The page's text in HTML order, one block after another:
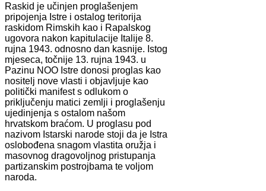
Raskid je učinjen proglašenjem
pripojenja Istre i ostalog teritorija
raskidom Rimskih kao i Rapalskog
ugovora nakon kapitulacije Italije 8.
rujna 1943. odnosno dan kasnije. Istog
mjeseca, točnije 13. rujna 1943. u
Pazinu NOO Istre donosi proglas kao
nositelj nove vlasti i objavljuje kao
politički manifest s odlukom o
priključenju matici zemlji i proglašenju
ujedinjenja s ostalom našom
hrvatskom braćom. U proglasu pod
nazivom Istarski narode stoji da je Istra
oslobođena snagom vlastita oružja i
masovnog dragovoljnog pristupanja
partizanskim postrojbama te voljom
naroda.